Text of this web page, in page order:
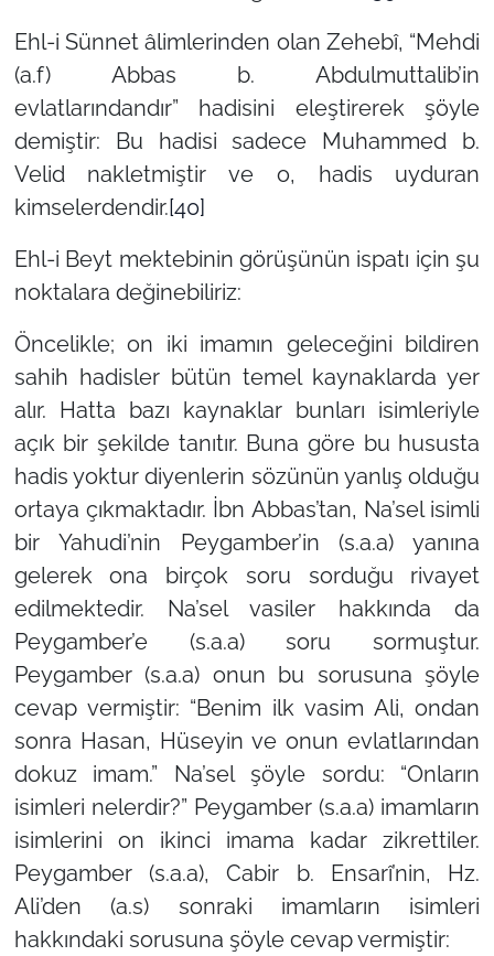
Ehl-i Sünnet âlimlerinden olan Zehebî, “Mehdi
(a.f) Abbas b. Abdulmuttalib’in
evlatlarındandır” hadisini eleştirerek şöyle
demiştir: Bu hadisi sadece Muhammed b.
Velid nakletmiştir ve o, hadis uyduran
kimselerdendir.[40]
Ehl-i Beyt mektebinin görüşünün ispatı için şu
noktalara değinebiliriz:
Öncelikle; on iki imamın geleceğini bildiren
sahih hadisler bütün temel kaynaklarda yer
alır. Hatta bazı kaynaklar bunları isimleriyle
açık bir şekilde tanıtır. Buna göre bu hususta
hadis yoktur diyenlerin sözünün yanlış olduğu
ortaya çıkmaktadır. İbn Abbas’tan, Na’sel isimli
bir Yahudi’nin Peygamber’in (s.a.a) yanına
gelerek ona birçok soru sorduğu rivayet
edilmektedir. Na’sel vasiler hakkında da
Peygamber’e (s.a.a) soru sormuştur.
Peygamber (s.a.a) onun bu sorusuna şöyle
cevap vermiştir: “Benim ilk vasim Ali, ondan
sonra Hasan, Hüseyin ve onun evlatlarından
dokuz imam.” Na’sel şöyle sordu: “Onların
isimleri nelerdir?” Peygamber (s.a.a) imamların
isimlerini on ikinci imama kadar zikrettiler.
Peygamber (s.a.a), Cabir b. Ensarî’nin, Hz.
Ali’den (a.s) sonraki imamların isimleri
hakkındaki sorusuna şöyle cevap vermiştir: